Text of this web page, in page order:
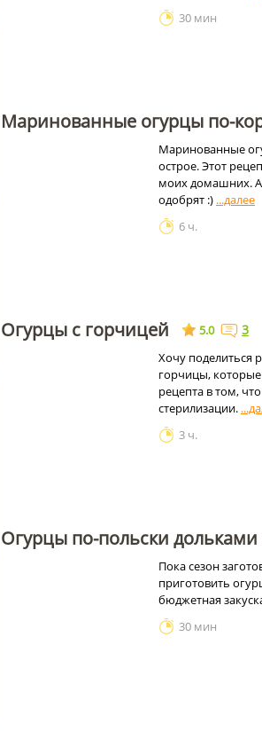
30 мин
Маринованные огурцы по-
Маринованные
острое. Этот
моих домашних.
одобрят :)
6 ч.
Огурцы с горчицей 5.0 3
Хочу поделиться
горчицы,
рецепта в том,
стерилизации.
3 ч.
Огурцы по-польски
Пока сезон
приготовить
бюджетная
30 мин